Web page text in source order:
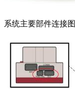
系统主要部件连接图